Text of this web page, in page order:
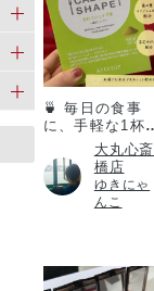
🍵 毎日の食事
に、手軽な1杯
大丸心斎
橋店
ゆきにゃ
んこ